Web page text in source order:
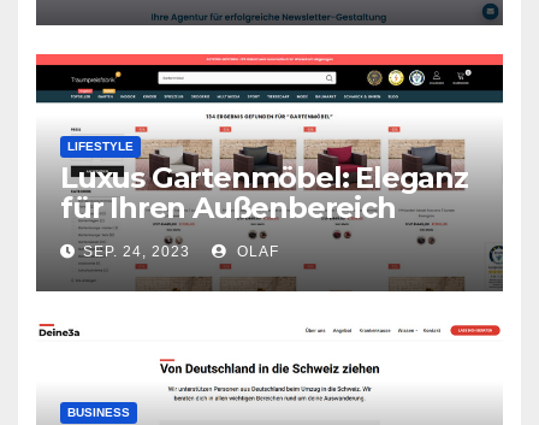
LIFESTYLE
Luxus Gartenmöbel: Eleganz
für Ihren Außenbereich
SEP. 24, 2023 OLAF
BUSINESS